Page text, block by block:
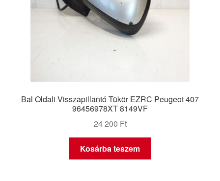
Bal Oldali Visszapillantó Tükör EZRC Peugeot 407
96456978XT 8149VF
24 200 Ft
Kosárba teszem